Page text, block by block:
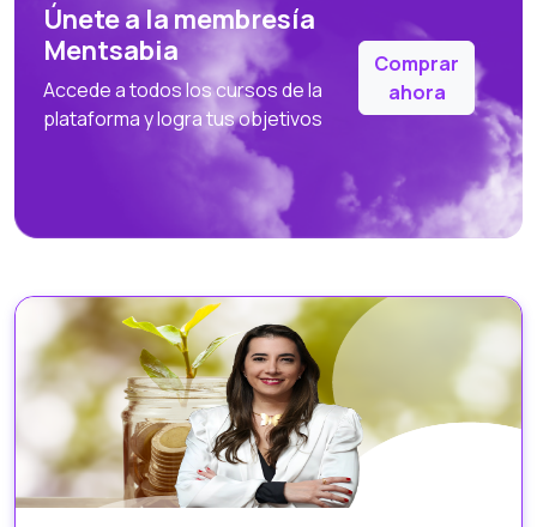
Únete a la membresía
Mentsabia
Accede a todos los cursos de la
plataforma y logra tus objetivos
Comprar
ahora